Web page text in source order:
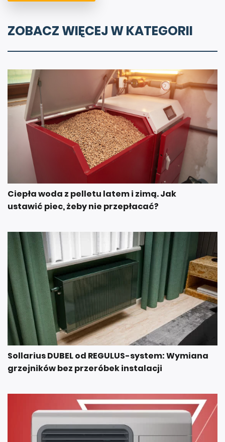
ZOBACZ WIĘCEJ W KATEGORII
Ciepła woda z pelletu latem i zimą. Jak
ustawić piec, żeby nie przepłacać?
Sollarius DUBEL od REGULUS-system: Wymiana
grzejników bez przeróbek instalacji